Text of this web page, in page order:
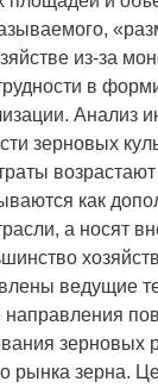
из-за
в
Анализ
зерновых
как
а носят
ведущие
зерновых
рынка зерна.